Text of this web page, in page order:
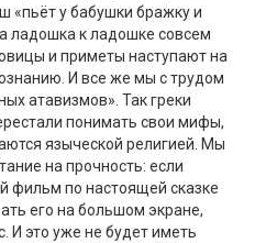
«пьёт у бабушки бражку и
ладошка к ладошке совсем
и приметы наступают на
И все же мы с трудом
атавизмов». Так греки
понимать свои мифы,
языческой религией. Мы
на прочность: если
фильм по настоящей сказке
его на большом экране,
И это уже не будет иметь